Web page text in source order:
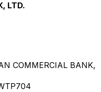
LTD.
COMMERCIAL BANK,